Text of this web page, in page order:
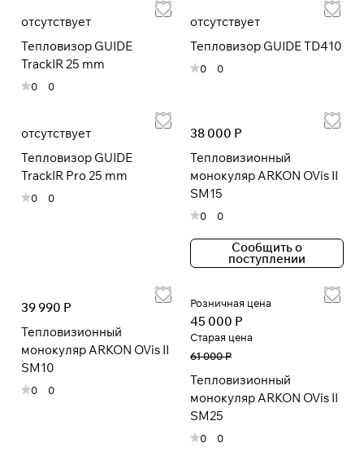
отсутствует
Тепловизор GUIDE
TrackIR 25 mm
0 0
отсутствует
Тепловизор GUIDE TD410
0 0
отсутствует
Тепловизор GUIDE
TrackIR Pro 25 mm
0 0
38 000 Р
Тепловизионный
монокуляр ARKON OVis II
SM15
0 0
Сообщить о
поступлении
39 990 Р
Тепловизионный
монокуляр ARKON OVis II
SM10
0 0
Розничная цена
45 000 Р
Старая цена
61 000 Р
Тепловизионный
монокуляр ARKON OVis II
SM25
0 0
картой любого банка
выбранный способом
Оставшиеся
с вашей карты
каждые 2 недели
ПЛАЙТ
скидки по купонам не
применяются.
Подробнее